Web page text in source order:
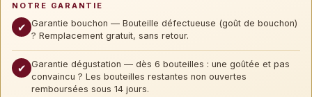
NOTRE GARANTIE
✔ Garantie bouchon — Bouteille défectueuse (goût de bouchon)
? Remplacement gratuit, sans retour.
✔ Garantie dégustation — dès 6 bouteilles : une goûtée et pas
convaincu ? Les bouteilles restantes non ouvertes
remboursées sous 14 jours.